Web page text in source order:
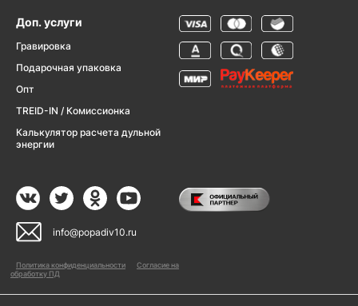
Доп. услуги
Гравировка
Подарочная упаковка
Опт
TREID-IN / Комиссионка
Калькулятор расчета дульной
энергии
info@popadiv10.ru
Политика конфиденциальности
Согласие на
обработку ПД